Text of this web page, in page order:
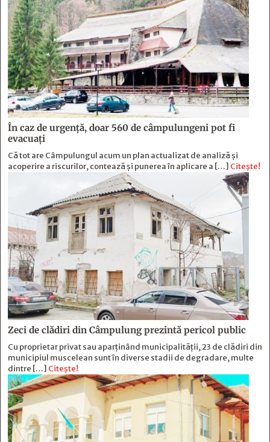
În caz de urgență, doar 560 de câmpulungeni pot fi
evacuați
Că tot are Câmpulungul acum un plan actualizat de analiză și
acoperire a riscurilor, contează și punerea în aplicare a […] Citește!
Zeci de clădiri din Câmpulung prezintă pericol public
Cu proprietar privat sau aparținând municipalității, 23 de clădiri din
municipiul muscelean sunt în diverse stadii de degradare, multe
dintre […] Citește!